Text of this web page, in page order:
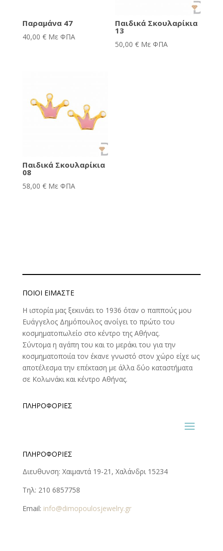
Παραμάνα 47
40,00 € Με ΦΠΑ
Παιδικά Σκουλαρίκια
13
50,00€ Με ΦΠΑ
Παιδικά Σκουλαρίκια
08
58,00 € Με ΦΠΑ
ΠΟΙΟΊ ΕΊΜΑΣΤΕ
Η ιστορία μας ξεκινάει το 1936 όταν ο παππούς μου
Ευάγγελος Δημόπουλος ανοίγει το πρώτο του
κοσμηματοπωλείο στο κέντρο της Αθήνας.
Σύντομα η αγάπη του και το μεράκι του για την
κοσμηματοποιία τον έκανε γνωστό στον χώρο είχε ως
αποτέλεσμα την επέκταση με άλλα δύο καταστήματα
σε Κολωνάκι και κέντρο Αθήνας.
ΠΛΗΡΟΦΟΡΊΕΣ
ΠΛΗΡΟΦΟΡΊΕΣ
Διευθυνση: Χαιμαντά 19-21, Χαλάνδρι 15234
Τηλ: 210 6857758
Email: info@dimopoulosjewelry.gr